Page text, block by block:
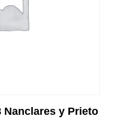
Nanclares y Prieto